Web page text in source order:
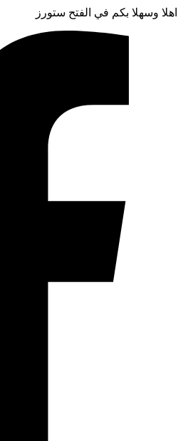
اهلا وسهلا بكم في الفتح ستورز